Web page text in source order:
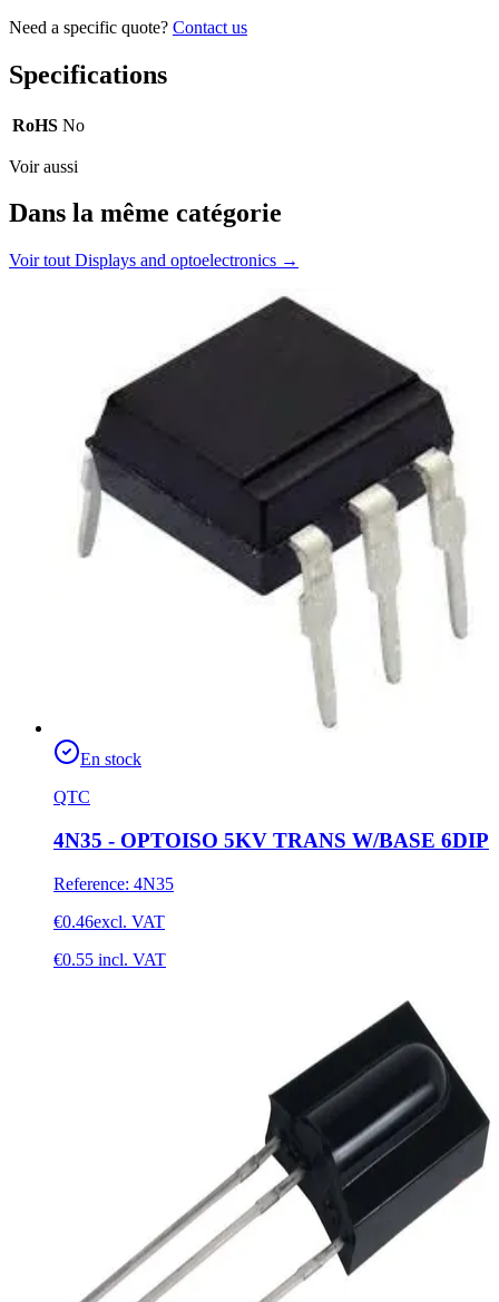
Need a specific quote? Contact us
Specifications
RoHS No
Voir aussi
Dans la même catégorie
Voir tout Displays and optoelectronics →
En stock
QTC
4N35 - OPTOISO 5KV TRANS W/BASE 6DIP
Reference: 4N35
€0.46excl. VAT
€0.55 incl. VAT